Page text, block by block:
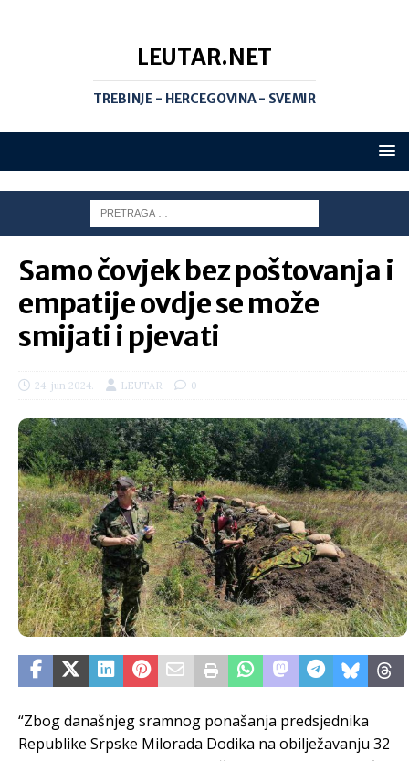
LEUTAR.NET
TREBINJE - HERCEGOVINA - SVEMIR
Samo čovjek bez poštovanja i
empatije ovdje se može
smijati i pjevati
24. jun 2024. LEUTAR 0
“Zbog današnjeg sramnog ponašanja predsjednika
Republike Srpske Milorada Dodika na obilježavanju 32